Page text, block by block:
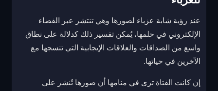
عند رؤية شابة عزباء لصورها وهي تنتشر عبر الفضاء
الإلكتروني في حلمها، يُمكن تفسير ذلك كدلالة على نطاق
واسع من الصداقات والعلاقات الإيجابية التي تنسجها مع
الآخرين في حياتها.
إن كانت الفتاة ترى في منامها أن صورها تُنشر على